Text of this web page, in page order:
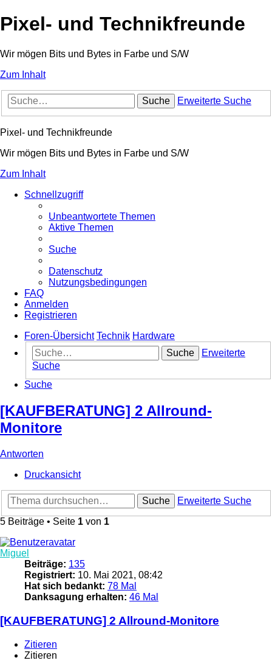
Pixel- und Technikfreunde
Wir mögen Bits und Bytes in Farbe und S/W
Zum Inhalt
Suche Erweiterte Suche
Pixel- und Technikfreunde
Wir mögen Bits und Bytes in Farbe und S/W
Zum Inhalt
Schnellzugriff
Unbeantwortete Themen
Aktive Themen
Suche
Datenschutz
Nutzungsbedingungen
FAQ
Anmelden
Registrieren
Foren-Übersicht Technik Hardware
Suche
Erweiterte
Suche
Suche
[KAUFBERATUNG] 2 Allround-
Monitore
Antworten
Druckansicht
Suche
Erweiterte Suche
5 Beiträge • Seite 1 von 1
Miguel
Beiträge: 135
Registriert: 10. Mai 2021, 08:42
Hat sich bedankt: 78 Mal
Danksagung erhalten: 46 Mal
[KAUFBERATUNG] 2 Allround-Monitore
Zitieren
Zitieren